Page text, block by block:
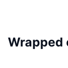
Wrapped